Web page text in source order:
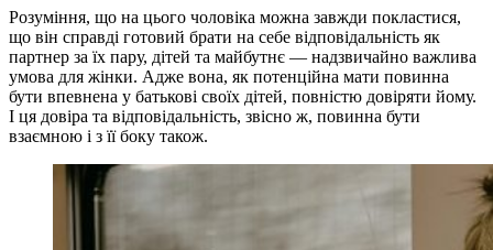
Розуміння, що на цього чоловіка можна завжди покластися,
що він справді готовий брати на себе відповідальність як
партнер за їх пару, дітей та майбутнє — надзвичайно важлива
умова для жінки. Адже вона, як потенційна мати повинна
бути впевнена у батькові своїх дітей, повністю довіряти йому.
І ця довіра та відповідальність, звісно ж, повинна бути
взаємною і з її боку також.